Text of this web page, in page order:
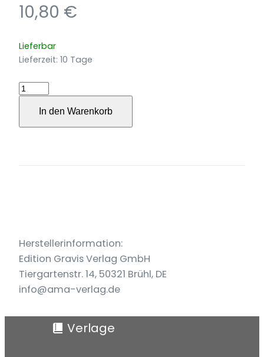
10,80 €
Lieferbar
Lieferzeit: 10 Tage
Beth
Trompete
(2017-
In den Warenkorb
Herstellerinformation:
Edition Gravis Verlag GmbH
Tiergartenstr. 14, 50321 Brühl, DE
info@ama-verlag.de
Verlage